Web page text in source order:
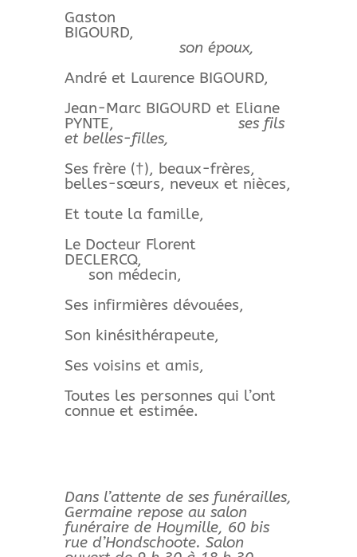
Gaston
BIGOURD,
son époux,
André et Laurence BIGOURD,
Jean-Marc BIGOURD et Eliane
PYNTE, ses fils
et belles-filles,
Ses frère (†), beaux-frères,
belles-sœurs, neveux et nièces,
Et toute la famille,
Le Docteur Florent
DECLERCQ,
son médecin,
Ses infirmières dévouées,
Son kinésithérapeute,
Ses voisins et amis,
Toutes les personnes qui l’ont
connue et estimée.
Dans l’attente de ses funérailles,
Germaine repose au salon
funéraire de Hoymille, 60 bis
rue d’Hondschoote. Salon